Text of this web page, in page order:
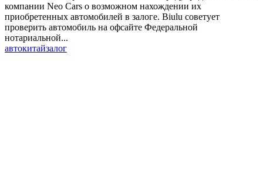
компании Neo Cars о возможном нахождении их
приобретенных автомобилей в залоге. Biulu советует
проверить автомобиль на офсайте Федеральной
нотариальной...
автокитайзалог